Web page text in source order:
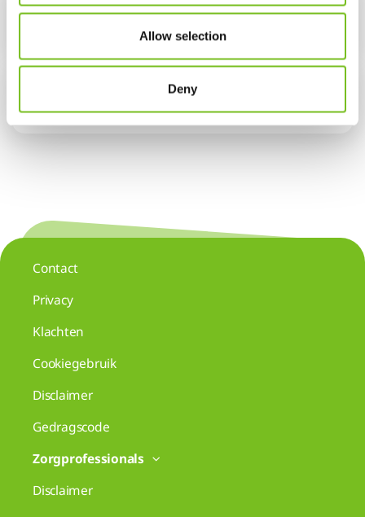
Allow selection
Deny
Contact
Privacy
Klachten
Cookiegebruik
Disclaimer
Gedragscode
Zorgprofessionals
Disclaimer